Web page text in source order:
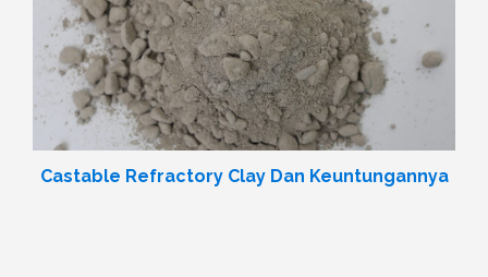
Castable Refractory Clay Dan Keuntungannya